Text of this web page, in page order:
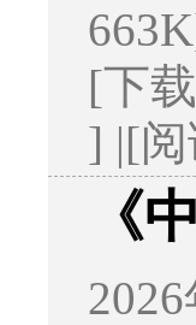
[下
] |[阅
《